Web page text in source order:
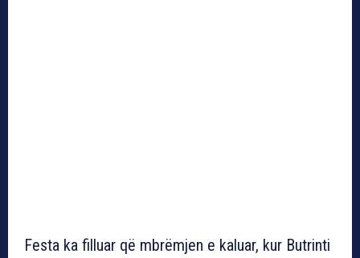
Festa ka filluar që mbrëmjen e kaluar, kur Butrinti